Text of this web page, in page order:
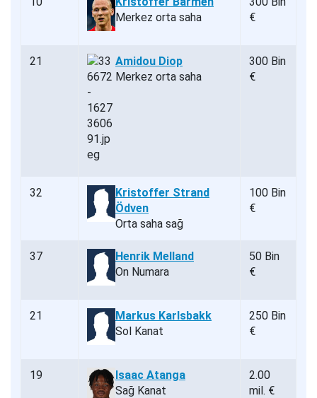
Merkez orta saha
€
21
Amidou Diop
Merkez orta saha
300 Bin
€
32
Kristoffer Strand
Ödven
Orta saha sağ
100 Bin
€
37
Henrik Melland
On Numara
50 Bin
€
21
Markus Karlsbakk
Sol Kanat
250 Bin
€
19
Isaac Atanga
Sağ Kanat
2.00
mil. €